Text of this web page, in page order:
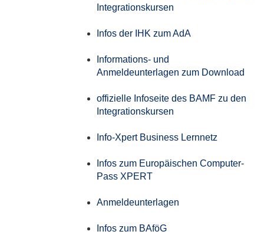
Integrationskursen
Infos der IHK zum AdA
Informations- und
Anmeldeunterlagen zum Download
offizielle Infoseite des BAMF zu den
Integrationskursen
Info-Xpert Business Lernnetz
Infos zum Europäischen Computer-
Pass XPERT
Anmeldeunterlagen
Infos zum BAföG